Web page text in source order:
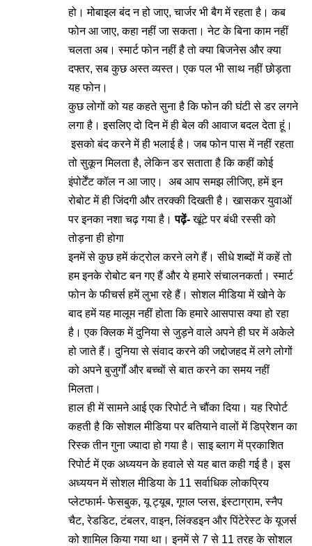
हो। मोबाइल बंद न हो जाए, चार्जर भी बैग में रहता है। कब
फोन आ जाए, कहा नहीं जा सकता। नेट के बिना काम नहीं
चलता अब। स्मार्ट फोन नहीं है तो क्या बिजनेस और क्या
दफ्तर, सब कुछ अस्त व्यस्त। एक पल भी साथ नहीं छोड़ता
यह फोन।
कुछ लोगों को यह कहते सुना है कि फोन की घंटी से डर लगने
लगा है। इसलिए दो दिन में ही बेल की आवाज बदल देता हूं।
इसको बंद करने में ही भलाई है। जब फोन पास में नहीं रहता
तो सुकून मिलता है, लेकिन डर सताता है कि कहीं कोई
इंपोर्टेंट कॉल न आ जाए। अब आप समझ लीजिए, हमें इन
रोबोट में ही जिंदगी और तरक्की दिखती है। खासकर युवाओं
पर इनका नशा चढ़ गया है।पढ़ें- खूंटे पर बंधी रस्सी को
तोड़ना ही होगा
इनमें से कुछ हमें कंट्रोल करने लगे हैं। सीधे शब्दों में कहें तो
हम इनके रोबोट बन गए हैं और ये हमारे संचालनकर्ता। स्मार्ट
फोन के फीचर्स हमें लुभा रहे हैं। सोशल मीडिया में खोने के
बाद हमें यह मालूम नहीं होता कि हमारे आसपास क्या हो रहा
है। एक क्लिक में दुनिया से जुड़ने वाले अपने ही घर में अकेले
हो जाते हैं। दुनिया से संवाद करने की जद्दोजहद में लगे लोगों
को अपने बुजुर्गों और बच्चों से बात करने का समय नहीं
मिलता।
हाल ही में सामने आई एक रिपोर्ट ने चौंका दिया। यह रिपोर्ट
कहती है कि सोशल मीडिया पर बतियाने वालों में डिप्रेशन का
रिस्क तीन गुना ज्यादा हो गया है। साइ ब्लाग में प्रकाशित
रिपोर्ट में एक अध्ययन के हवाले से यह बात कही गई है। इस
अध्ययन में सोशल मीडिया के 11 सर्वाधिक लोकप्रिय
प्लेटफार्म- फेसबुक, यू ट्यूब, गूगल प्लस, इंस्टाग्राम, स्नैप
चैट, रेडडिट, टंबलर, वाइन, लिंक्डइन और पिंटेरेस्ट के यूजर्स
को शामिल किया गया था। इनमें से 7 से 11 तरह के सोशल